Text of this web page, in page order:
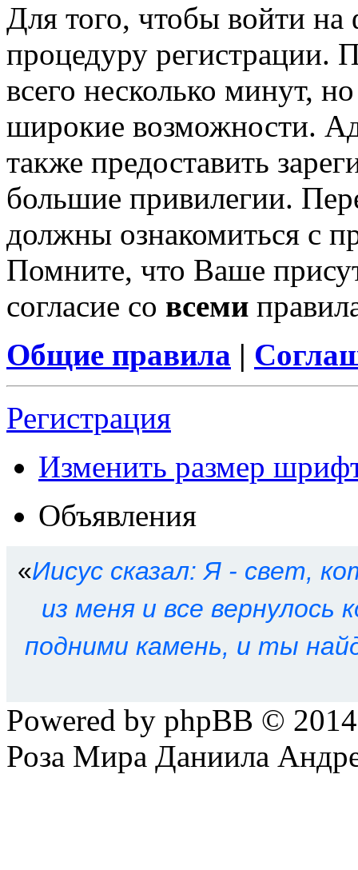
Для того, чтобы войти
процедуру регистрации.
всего несколько минут,
широкие возможности.
также предоставить
большие привилегии.
должны ознакомиться с
Помните, что Ваше
согласие со всеми
Общие правила |
Регистрация
Изменить размер
Объявления
«Иисус сказал: Я - свет,
из меня и все вернулось
подними камень, и ты
Powered by phpBB ©
Роза Мира Даниила